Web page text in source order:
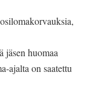
jäsen huomaa
ajalta on saatettu